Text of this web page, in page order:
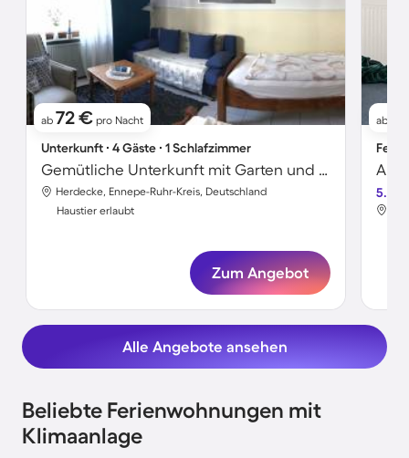
ab 72 € pro Nacht
Unterkunft ∙ 4 Gäste ∙ 1 Schlafzimmer
Gemütliche Unterkunft mit Garten und Grill | Hunde erlaubt
Herdecke, Ennepe-Ruhr-Kreis, Deutschland
Haustier erlaubt
Zum Angebot
ab
5.0
Alle Angebote ansehen
Beliebte Ferienwohnungen mit
Klimaanlage